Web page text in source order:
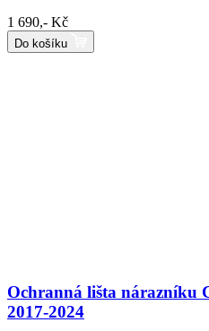
1 690,- Kč
Do košíku
Ochranná lišta nárazníku
2017-2024